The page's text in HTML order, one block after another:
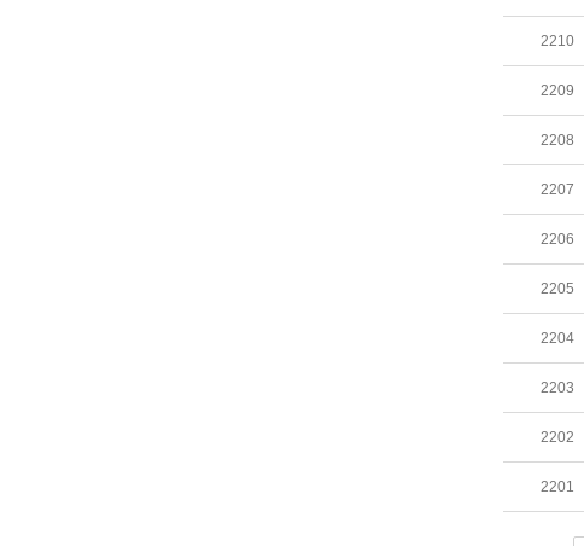
2210
2209
2208
2207
2206
2205
2204
2203
2202
2201